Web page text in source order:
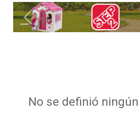
Anterior
No se definió